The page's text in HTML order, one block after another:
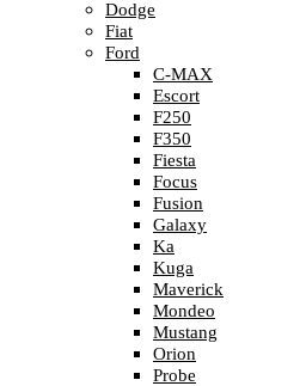
Dodge
Fiat
Ford
C-MAX
Escort
F250
F350
Fiesta
Focus
Fusion
Galaxy
Ka
Kuga
Maverick
Mondeo
Mustang
Orion
Probe